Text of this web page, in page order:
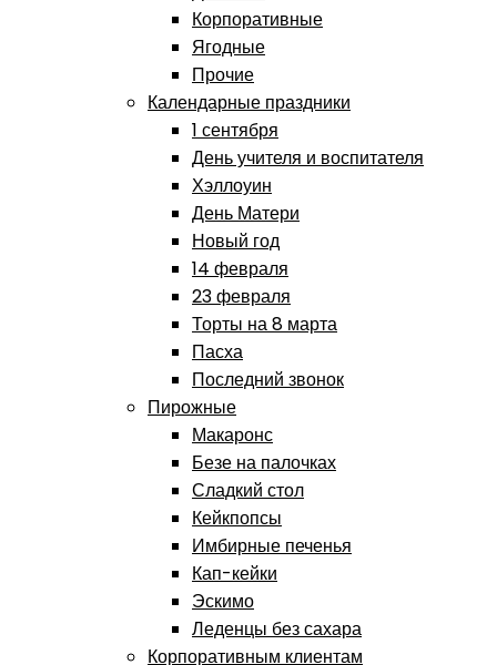
Корпоративные
Ягодные
Прочие
Календарные праздники
1 сентября
День учителя и воспитателя
Хэллоуин
День Матери
Новый год
14 февраля
23 февраля
Торты на 8 марта
Пасха
Последний звонок
Пирожные
Макаронс
Безе на палочках
Сладкий стол
Кейкпопсы
Имбирные печенья
Кап-кейки
Эскимо
Леденцы без сахара
Корпоративным клиентам